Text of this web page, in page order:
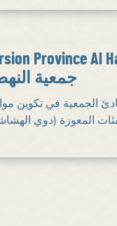
Province Al
جمعية
الجمعية في تكوين
المعوزة (دوي